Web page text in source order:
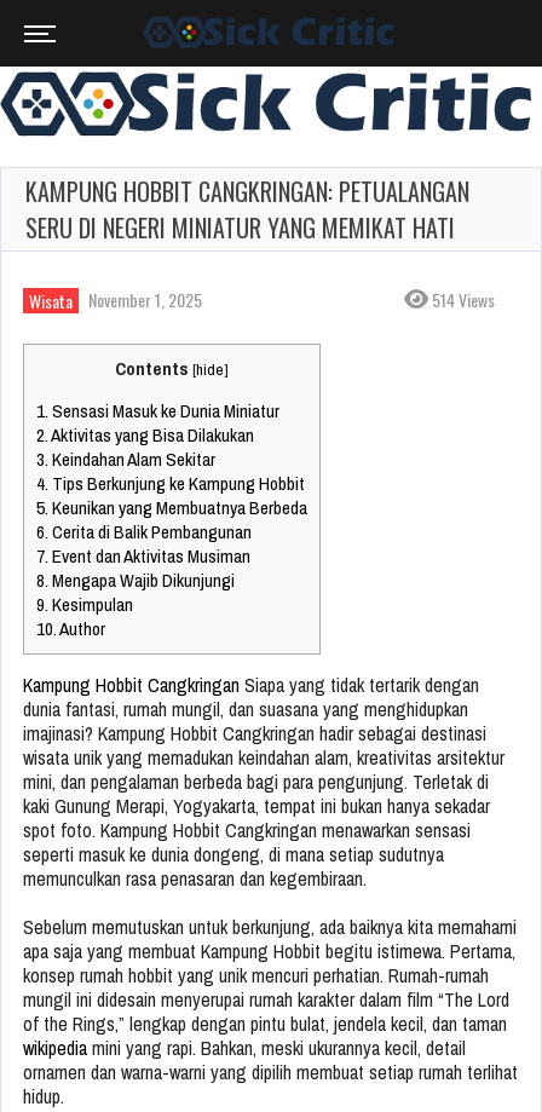
KAMPUNG HOBBIT CANGKRINGAN: PETUALANGAN
SERU DI NEGERI MINIATUR YANG MEMIKAT HATI
Wisata November 1, 2025 514 Views
Contents [hide]
1.Sensasi Masuk ke Dunia Miniatur
2.Aktivitas yang Bisa Dilakukan
3.Keindahan Alam Sekitar
4. Tips Berkunjung ke Kampung Hobbit
5.Keunikan yang Membuatnya Berbeda
6.Cerita di Balik Pembangunan
7.Event dan Aktivitas Musiman
8.Mengapa Wajib Dikunjungi
9.Kesimpulan
10.Author
Kampung Hobbit CangkringanSiapa yang tidak tertarik dengan
dunia fantasi, rumah mungil, dan suasana yang menghidupkan
imajinasi? Kampung Hobbit Cangkringan hadir sebagai destinasi
wisata unik yang memadukan keindahan alam, kreativitas arsitektur
mini, dan pengalaman berbeda bagi para pengunjung. Terletak di
kaki Gunung Merapi, Yogyakarta, tempat ini bukan hanya sekadar
spot foto. Kampung Hobbit Cangkringan menawarkan sensasi
seperti masuk ke dunia dongeng, di mana setiap sudutnya
memunculkan rasa penasaran dan kegembiraan.
Sebelum memutuskan untuk berkunjung, ada baiknya kita memahami
apa saja yang membuat Kampung Hobbit begitu istimewa. Pertama,
konsep rumah hobbit yang unik mencuri perhatian. Rumah-rumah
mungil ini didesain menyerupai rumah karakter dalam film “The Lord
of the Rings,” lengkap dengan pintu bulat, jendela kecil, dan taman
wikipediamini yang rapi. Bahkan, meski ukurannya kecil, detail
ornamen dan warna-warni yang dipilih membuat setiap rumah terlihat
hidup.